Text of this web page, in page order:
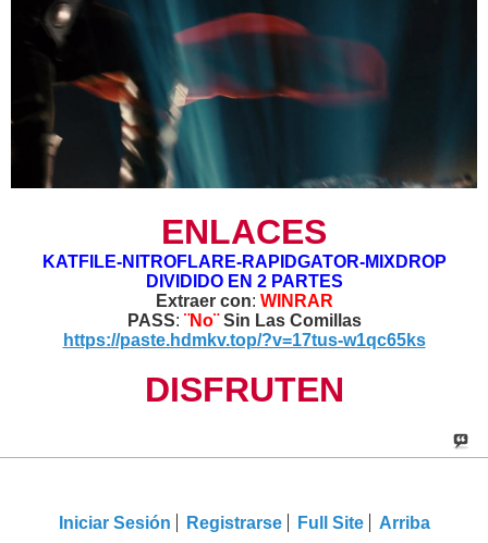
ENLACES
KATFILE-NITROFLARE-RAPIDGATOR-MIXDROP
DIVIDIDO EN 2 PARTES
Extraer con: WINRAR
PASS: ¨No¨ Sin Las Comillas
https://paste.hdmkv.top/?v=17tus-w1qc65ks
DISFRUTEN
Iniciar Sesión Registrarse Full Site Arriba